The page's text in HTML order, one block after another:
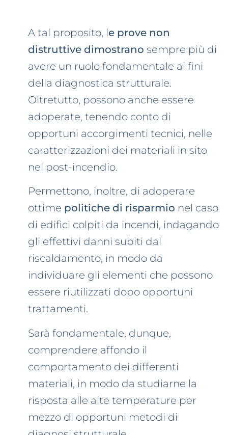
A tal proposito, le prove non
distruttive dimostrano sempre più di
avere un ruolo fondamentale ai fini
della diagnostica strutturale.
Oltretutto, possono anche essere
adoperate, tenendo conto di
opportuni accorgimenti tecnici, nelle
caratterizzazioni dei materiali in sito
nel post-incendio.
Permettono, inoltre, di adoperare
ottime politiche di risparmio nel caso
di edifici colpiti da incendi, indagando
gli effettivi danni subiti dal
riscaldamento, in modo da
individuare gli elementi che possono
essere riutilizzati dopo opportuni
trattamenti.
Sarà fondamentale, dunque,
comprendere affondo il
comportamento dei differenti
materiali, in modo da studiarne la
risposta alle alte temperature per
mezzo di opportuni metodi di